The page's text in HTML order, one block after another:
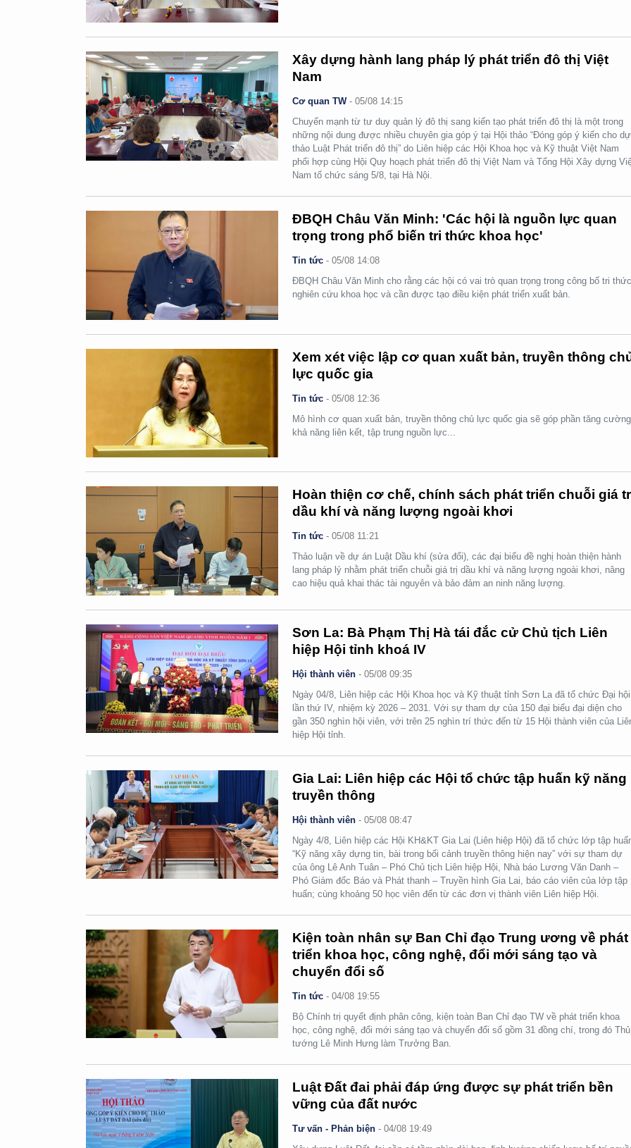
Xây dựng hành lang pháp lý phát triển đô thị Việt
Nam
Cơ quan TW-05/08 14:15
Chuyển mạnh từ tư duy quản lý đô thị sang kiến tạo phát triển đô thị là một trong
những nội dung được nhiều chuyên gia góp ý tại Hội thảo “Đóng góp ý kiến cho dự
thảo Luật Phát triển đô thị” do Liên hiệp các Hội Khoa học và Kỹ thuật Việt Nam
phối hợp cùng Hội Quy hoạch phát triển đô thị Việt Nam và Tổng Hội Xây dựng
Nam tổ chức sáng 5/8, tại Hà Nội.
ĐBQH Châu Văn Minh: 'Các hội là nguồn lực quan
trọng trong phổ biến tri thức khoa học'
Tin tức -05/08 14:08
ĐBQH Châu Văn Minh cho rằng các hội có vai trò quan trọng trong công bố tri
nghiên cứu khoa học và cần được tạo điều kiện phát triển xuất bản.
Xem xét việc lập cơ quan xuất bản, truyền thông
lực quốc gia
Tin tức -05/08 12:36
Mô hình cơ quan xuất bản, truyền thông chủ lực quốc gia sẽ góp phần tăng cường
khả năng liên kết, tập trung nguồn lực...
Hoàn thiện cơ chế, chính sách phát triển chuỗi giá
dầu khí và năng lượng ngoài khơi
Tin tức -05/08 11:21
Thảo luận về dự án Luật Dầu khí (sửa đổi), các đại biểu đề nghị hoàn thiện hành
lang pháp lý nhằm phát triển chuỗi giá trị dầu khí và năng lượng ngoài khơi, nâng
cao hiệu quả khai thác tài nguyên và bảo đảm an ninh năng lượng.
Sơn La: Bà Phạm Thị Hà tái đắc cử Chủ tịch Liên
hiệp Hội tỉnh khoá IV
Hội thành viên -05/08 09:35
Ngày 04/8, Liên hiệp các Hội Khoa học và Kỹ thuật tỉnh Sơn La đã tổ chức Đại hội
lần thứ IV, nhiệm kỳ 2026 – 2031. Với sự tham dự của 150 đại biểu đại diện cho
gần 350 nghìn hội viên, với trên 25 nghìn trí thức đến từ 15 Hội thành viên của
hiệp Hội tỉnh.
Gia Lai: Liên hiệp các Hội tổ chức tập huấn kỹ năng
truyền thông
Hội thành viên -05/08 08:47
Ngày 4/8, Liên hiệp các Hội KH&KT Gia Lai (Liên hiệp Hội) đã tổ chức lớp tập
“Kỹ năng xây dựng tin, bài trong bối cảnh truyền thông hiện nay” với sự tham dự
của ông Lê Anh Tuân – Phó Chủ tịch Liên hiệp Hội, Nhà báo Lương Văn Danh –
Phó Giám đốc Báo và Phát thanh – Truyền hình Gia Lai, báo cáo viên của lớp tập
huấn; cùng khoảng 50 học viên đến từ các đơn vị thành viên Liên hiệp Hội.
Kiện toàn nhân sự Ban Chỉ đạo Trung ương về phát
triển khoa học, công nghệ, đổi mới sáng tạo và
chuyển đổi số
Tin tức -04/08 19:55
Bộ Chính trị quyết định phân công, kiện toàn Ban Chỉ đạo TW về phát triển khoa
học, công nghệ, đổi mới sáng tạo và chuyển đổi số gồm 31 đồng chí, trong đó Thủ
tướng Lê Minh Hưng làm Trưởng Ban.
Luật Đất đai phải đáp ứng được sự phát triển bền
vững của đất nước
Tư vấn - Phản biện -04/08 19:49